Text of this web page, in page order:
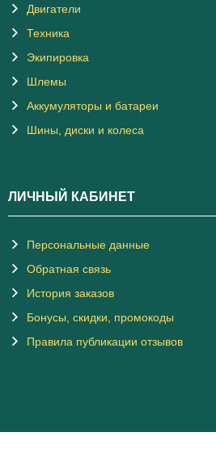
Двигатели
Техника
Экипировка
Шлемы
Аккумуляторы и батареи
Шины, диски и колеса
ЛИЧНЫЙ КАБИНЕТ
Персональные данные
Обратная связь
История заказов
Бонусы, скидки, промокоды
Правила публикации отзывов